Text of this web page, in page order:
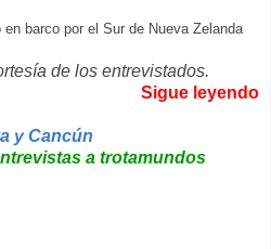
barco por el Sur de Nueva Zelanda
de los entrevistados.
Sigue leyendo
y Cancún
a trotamundos